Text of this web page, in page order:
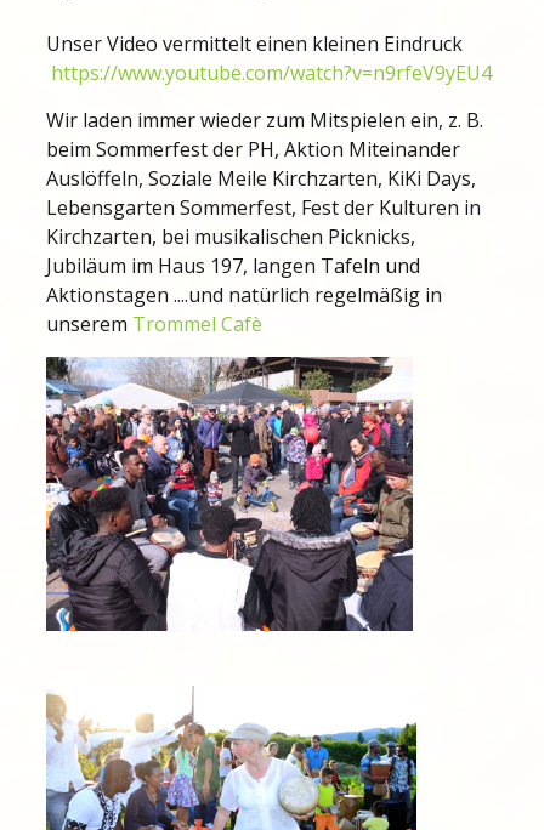
Unser Video vermittelt einen kleinen Eindruck
https://www.youtube.com/watch?v=n9rfeV9yEU4
Wir laden immer wieder zum Mitspielen ein, z. B.
beim Sommerfest der PH, Aktion Miteinander
Auslöffeln, Soziale Meile Kirchzarten, KiKi Days,
Lebensgarten Sommerfest, Fest der Kulturen in
Kirchzarten, bei musikalischen Picknicks,
Jubiläum im Haus 197, langen Tafeln und
Aktionstagen ....und natürlich regelmäßig in
unserem Trommel Cafè